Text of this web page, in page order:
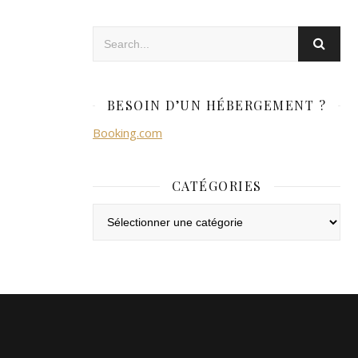
BESOIN D’UN HÉBERGEMENT ?
Booking.com
CATÉGORIES